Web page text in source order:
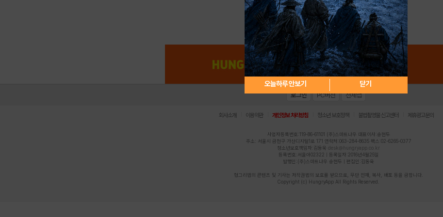
아이디 / 비밀번호 찾기 회원가입
오늘하루 안보기 닫기
로그인 PC버전 전체앱
회사소개 이용약관 개인정보 처리방침 청소년 보호정책 불법촬영물 신고센터 제휴광고문의
사업자등록번호:119-86-61101 (주)스마트나우 대표이사:송현두
주소: 서울시 금천구 가산디지털1로 171 연락처:063-284-8635 팩스:02-6265-0377
청소년보호책임자:김동욱 desk@hungryapp.co.kr
등록번호:서울아02322 | 등록일자:2016년4월25일
발행인:(주)스마트나우 송현두 | 편집인:김동욱
헝그리앱의 콘텐츠 및 기사는 저작권법의 보호를 받으므로, 무단 전재, 복사, 배포 등을 금합니다.
Copyright (c) HungryApp All Rights Reserved.